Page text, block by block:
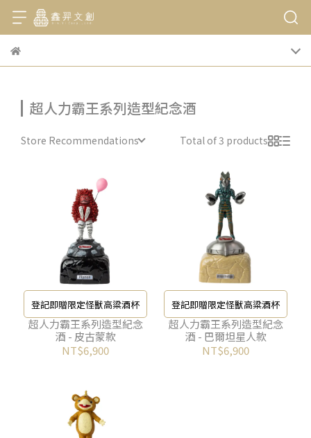
超人力霸王系列造型紀念酒
Store Recommendations Total of 3 products
登記即贈限定怪獸高粱酒杯
超人力霸王系列造型紀念
酒 - 皮古蒙款
NT$6,900
登記即贈限定怪獸高粱酒杯
超人力霸王系列造型紀念
酒 - 巴爾坦星人款
NT$6,900